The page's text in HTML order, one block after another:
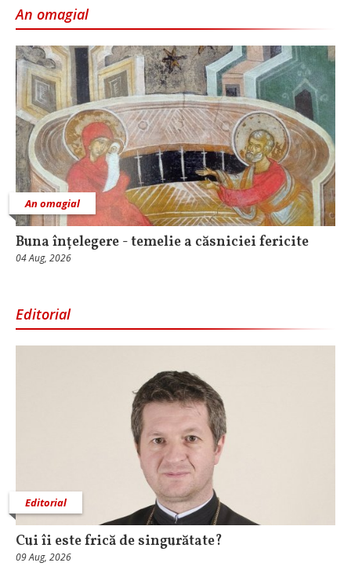
An omagial
An omagial
Buna înțelegere - temelie a căsniciei fericite
04 Aug, 2026
Editorial
Editorial
Cui îi este frică de singurătate?
09 Aug, 2026